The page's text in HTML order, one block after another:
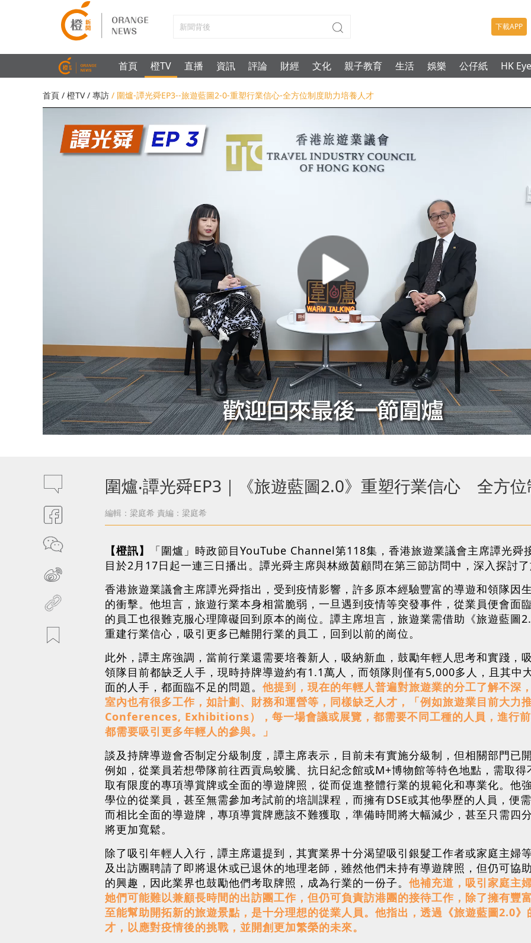
下載APP
首頁 橙TV 直播 資訊 評論 財經 文化 親子教育 生活 娛樂 公仔紙 HK Eye
首頁 / 橙TV/ 專訪 / 圍爐-譚光舜EP3--旅遊藍圖2-0-重塑行業信心-全方位制度助力培養人才
圍爐‧譚光舜EP3｜《旅遊藍圖2.0》重塑行業信心 全方
編輯：梁庭希 責編：梁庭希
【橙訊】
「圍爐」時政節目YouTube Channel第118集，香港旅遊業議會主席譚光
目於2月17日起一連三日播出。譚光舜主席與林緻茵顧問在第三節訪問中，深入探討了
香港旅遊業議會主席譚光舜指出，受到疫情影響，許多原本經驗豐富的導遊和領隊因
的衝擊。他坦言，旅遊行業本身相當脆弱，一旦遇到疫情等突發事件，從業員便會面
的員工也很難克服心理障礙回到原本的崗位。譚主席坦言，旅遊業需借助《旅遊藍圖
重建行業信心，吸引更多已離開行業的員工，回到以前的崗位。
此外，譚主席強調，當前行業還需要培養新人，吸納新血，鼓勵年輕人思考和實踐，
領隊目前都缺乏人手，現時持牌導遊約有1.1萬人，而領隊則僅有5,000多人，且其中
面的人手，都面臨不足的問題。 他提到，現在的年輕人普遍對旅遊業的分工了解不深
室內也有很多工作，如計劃、財務和運營等，同樣缺乏人才，「例如旅遊業目前
Conferences, Exhibitions），每一場會議或展覽，都需要不同工種的人員，進行
都需要吸引更多年輕人的參與。」
談及持牌導遊會否制定分級制度，譚主席表示，目前未有實施分級制，但相關部門已
例如，從業員若想帶隊前往西貢烏蛟騰、抗日紀念館或M+博物館等特色地點，需取
取有限度的專項導賞牌或全面的導遊牌照，從而促進整體行業的規範化和專業化。他
學位的從業員，甚至無需參加考試前的培訓課程，而擁有DSE或其他學歷的人員，便
而相比全面的導遊牌，專項導賞牌應該不難獲取，準備時間將大幅減少，甚至只需四
將更加寬鬆。
除了吸引年輕人入行，譚主席還提到，其實業界十分渴望吸引銀髮工作者或家庭主婦
及出訪團聘請了即將退休或已退休的地理老師，雖然他們未持有導遊牌照，但仍可協
的興趣，因此業界也鼓勵他們考取牌照，成為行業的一份子。 他補充道，吸引家庭主
她們可能難以兼顧長時間的出訪團工作，但仍可負責訪港團的接待工作，除了擁有豐
至能幫助開拓新的旅遊景點，是十分理想的從業人員。他指出，透過《旅遊藍圖2.0
才，以應對疫情後的挑戰，並開創更加繁榮的未來。